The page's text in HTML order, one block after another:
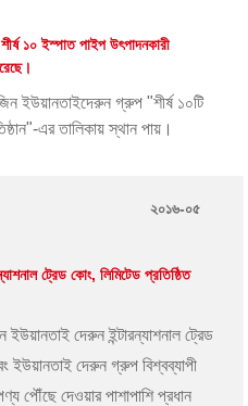
১০ ইস্পাত পাইপ উৎপাদনকারী
ইউয়ানতাইদেরুন গ্রুপ "শীর্ষ ১০টি
এর তালিকায় স্থান পায়।
২০১৬-০৫
ট্রেড কোং, লিমিটেড প্রতিষ্ঠিত
ইউয়ানতাই দেরুন ইন্টারন্যাশনাল ট্রেড
ইউয়ানতাই দেরুন গ্রুপ বিশ্বব্যাপী
পৌঁছে দেওয়ার পাশাপাশি প্রধান